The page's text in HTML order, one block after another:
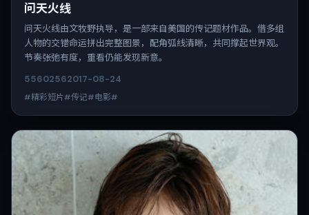
问天火线
问天火线由文牧野执导，是一部来自美国的传记题材作品。借多组
人物的交错命运拼出完整图景，配角弧线清晰，共同撑起世界观。
节奏张弛有度，重看仍能发现新意。
55602562017-08-24
#精彩短片#传记#电影#